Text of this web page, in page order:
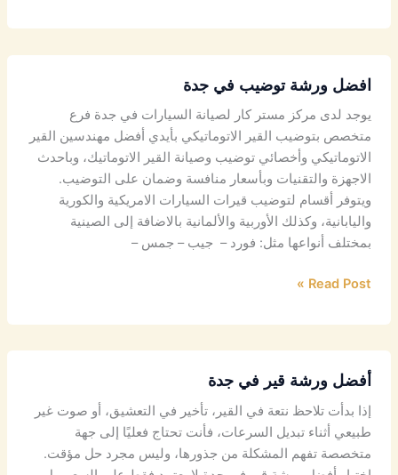
افضل ورشة توضيب في جدة
يوجد لدى مركز مستر كار لصيانة السيارات في جدة فرع
متخصص بتوضيب القير الاتوماتيكي بأيدي أفضل مهندسين القير
الاتوماتيكي وأخصائي توضيب وصيانة القير الاتوماتيك، وباحدث
الاجهزة والتقنيات وبأسعار منافسة وضمان على التوضيب.
ويتوفر أقسام لتوضيب قيرات السيارات الامريكية والكورية
واليابانية، وكذلك الأوربية والألمانية بالاضافة إلى الصينية
بمختلف أنواعها مثل: فورد – جيب – جمس –
Read Post »
أفضل ورشة قير في جدة
إذا بدأت تلاحظ نتعة في القير، تأخير في التعشيق، أو صوت غير
طبيعي أثناء تبديل السرعات، فأنت تحتاج فعليًا إلى جهة
متخصصة تفهم المشكلة من جذورها، وليس مجرد حل مؤقت.